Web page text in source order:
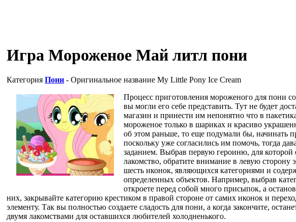
Игра Мороженое Май литл пони
Категория Пони - Оригинальное название My Little Pony Ice Cream
Процесс приготовления мороженого для пони
вы могли его себе представить. Тут не будет
магазин и принести им непонятно что в
мороженое только в шариках и красиво
об этом раньше, то еще подумали бы, начинать
поскольку уже согласились им помочь, тогда
заданием. Выбрав первую героиню, для которой
лакомство, обратите внимание в левую сторону
шесть иконок, являющихся категориями и
определенных объектов. Например, выбрав
откроете перед собой много присыпок, а
них, закрывайте категорию крестиком в правой стороне от самих иконок и
элементу. Так вы полностью создаете сладость для пони, а когда закончите,
двумя лакомствами для оставшихся любителей холодненького.